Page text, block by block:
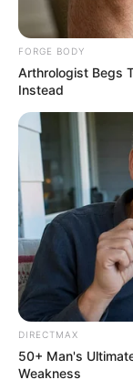
BRAINBERRIES
Why this
best every day
CTA LOVE
When Fame
Won't Forget
BRAINBERRIES
FORGE BODY
Arthrologist Begs
Instead
DIRECTMAX
50+ Man's
Weakness